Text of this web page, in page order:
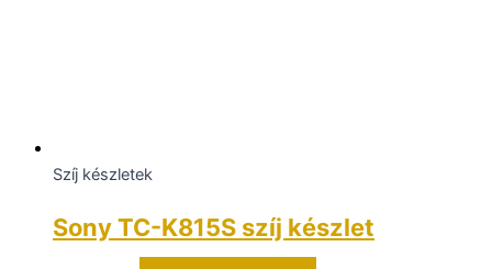
Szíj készletek
Sony TC-K815S szíj készlet